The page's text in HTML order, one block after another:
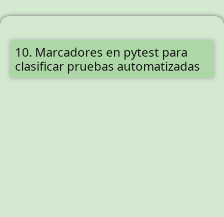
10. Marcadores en pytest para
clasificar pruebas automatizadas